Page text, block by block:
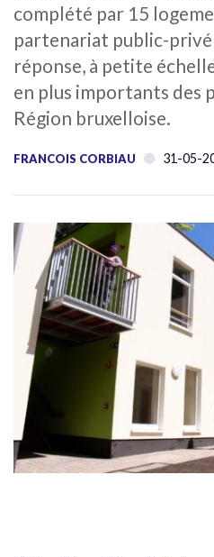
complété par 15
partenariat public-
réponse, à petite
en plus importants des
Région bruxelloise.
FRANCOIS CORBIAU 31-05-